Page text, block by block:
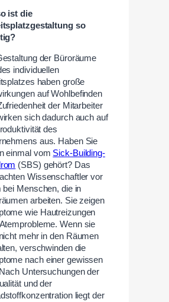
ist die
so
der Büroräume
individuellen
haben große
auf Wohlbefinden
der Mitarbeiter
sich dadurch auch auf
des
aus. Haben Sie
einmal vom Sick-Building-
(SBS) gehört? Das
Wissenschaftler vor
bei Menschen, die in
arbeiten. Sie zeigen
wie Hautreizungen
Wenn sie
mehr in den Räumen
verschwinden die
nach einer gewissen
Untersuchungen der
und der
liegt der